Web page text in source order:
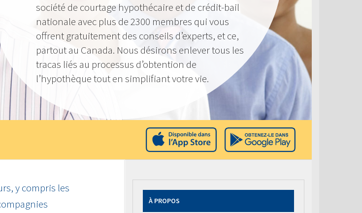
société de courtage hypothécaire et de crédit-bail
nationale avec plus de 2300 membres qui vous
offrent gratuitement des conseils d’experts, et ce,
partout au Canada. Nous désirons enlever tous les
tracas liés au processus d’obtention de
l’hypothèque tout en simplifiant votre vie.
y compris les
À PROPOS